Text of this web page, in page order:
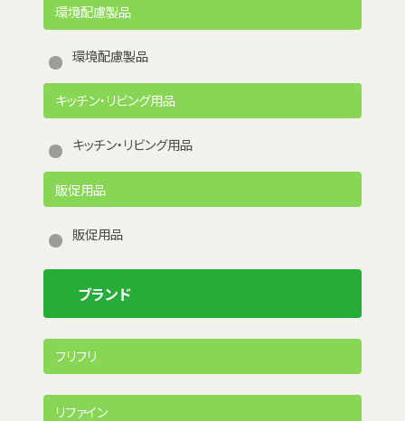
環境配慮製品
環境配慮製品
キッチン・リビング用品
キッチン・リビング用品
販促用品
販促用品
ブランド
フリフリ
リファイン